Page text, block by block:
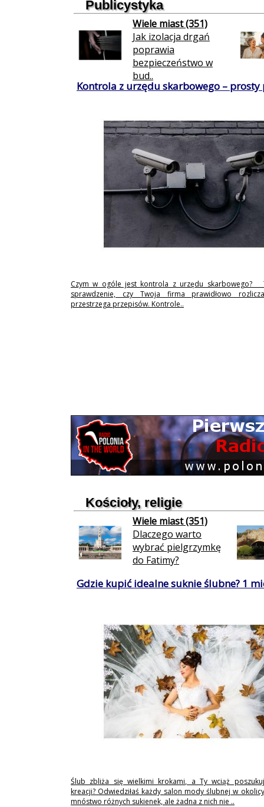
Publicystyka
Wiele miast (351)
Jak izolacja drgań
poprawia
bezpieczeństwo w
bud..
Kontrola z urzędu skarbowego –
Czym w ogóle jest kontrola z urzędu skarbowego?
sprawdzenie, czy Twoja firma prawidłowo
przestrzega przepisów. Kontrole..
Kościoły, religie
Wiele miast (351)
Dlaczego warto
wybrać pielgrzymkę
do Fatimy?
Gdzie kupić idealne suknie ślubne? 1
Ślub zbliża się wielkimi krokami, a Ty wciąż
kreacji? Odwiedziłaś każdy salon mody ślubnej w
mnóstwo różnych sukienek, ale żadna z nich nie ..